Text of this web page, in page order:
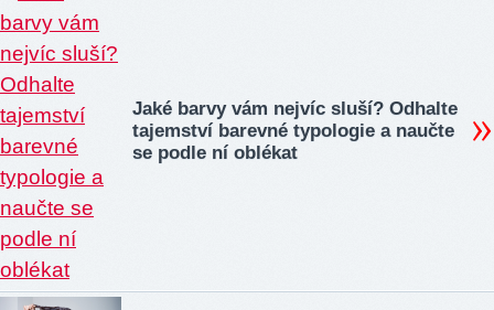
Jaké barvy vám nejvíc sluší? Odhalte
tajemství barevné typologie a naučte
se podle ní oblékat